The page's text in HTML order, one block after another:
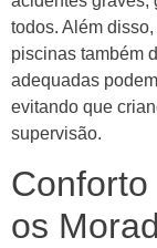
todos. Além
piscinas também
adequadas
evitando que
supervisão.
os